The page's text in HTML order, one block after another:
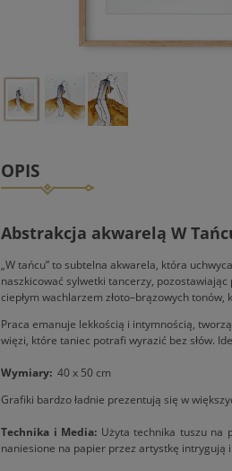
OPIS
Abstrakcja akwarelą W
„W tańcu” to subtelna akwarela, która
naszkicować sylwetki tancerzy,
ciepłym wachlarzem złoto–brązowych
Praca emanuje lekkością i intymnością,
więzi, które taniec potrafi wyrazić bez słów.
Wymiary: 40 x 50 cm
Grafiki bardzo ładnie prezentują się w
Technika i Media: Użyta technika tuszu na
naniesione na papier przez artystkę intrygują